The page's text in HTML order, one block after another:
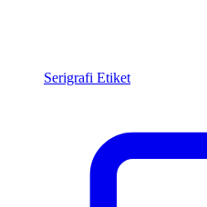
Serigrafi Etiket